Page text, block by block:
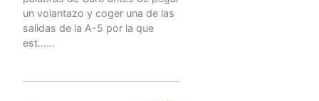
un volantazo y coger una de las
salidas de la A-5 por la que
est……